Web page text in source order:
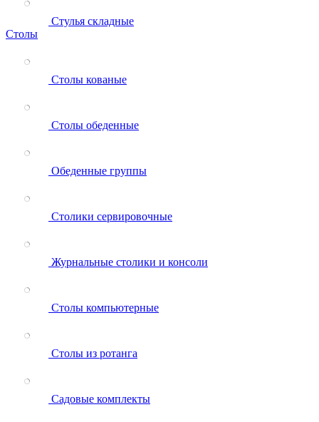
Стулья складные
Столы
Столы кованые
Столы обеденные
Обеденные группы
Столики сервировочные
Журнальные столики и консоли
Столы компьютерные
Столы из ротанга
Садовые комплекты